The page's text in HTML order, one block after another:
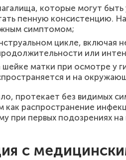
которые могут
пенную консистенцию.
симптомом;
цикле, включая
или
шейке матки при осмотре у
и на
протекает без видимых
распространение
при первых подозрениях
с